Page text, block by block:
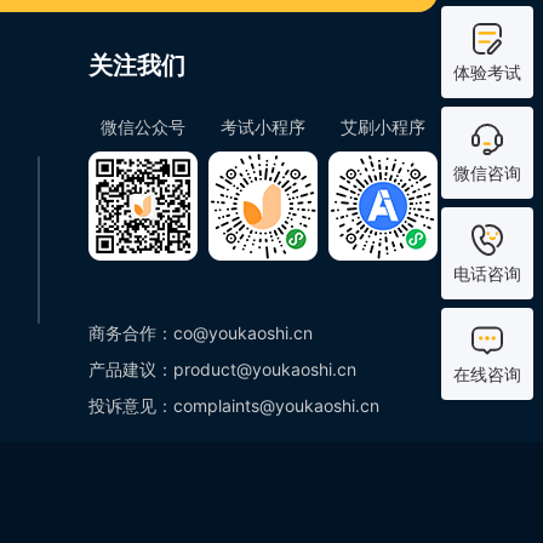
关注我们
微信公众号 考试小程序 艾刷小程序
商务合作：co@youkaoshi.cn
产品建议：product@youkaoshi.cn
投诉意见：complaints@youkaoshi.cn
体验考试
微信咨询
电话咨询
在线咨询